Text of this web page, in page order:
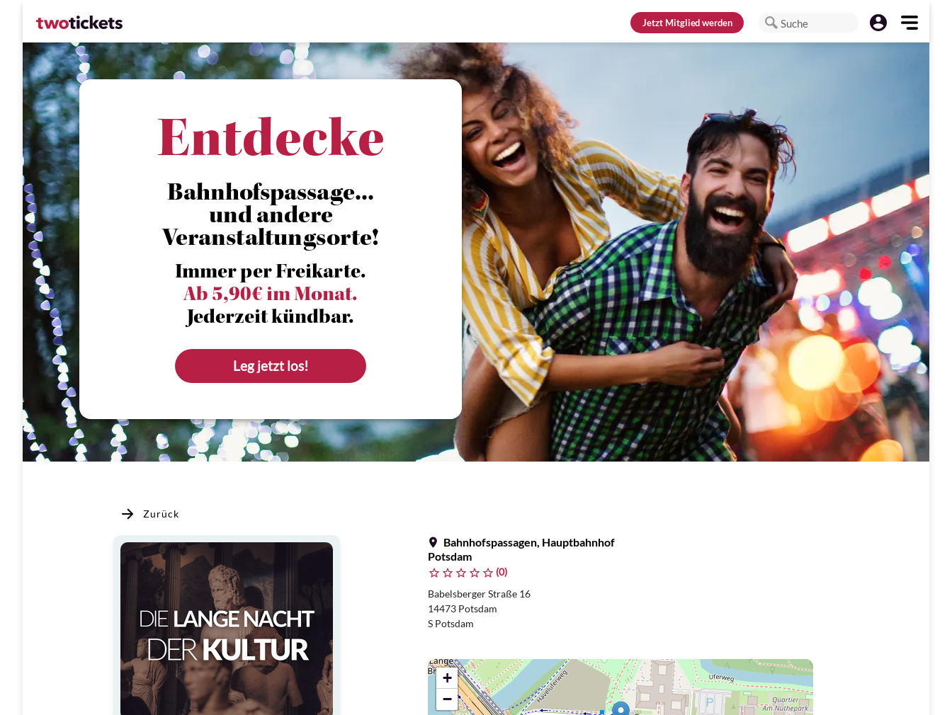
JetztMitglied werden Suche
Entdecke
Bahnhofspassage...
und andere
Veranstaltungsorte!
Immer per Freikarte.
Ab 5,90€ im Monat.
Jederzeit kündbar.
Leg jetzt los!
Zurück
Bahnhofspassagen, Hauptbahnhof
Potsdam
(0)
Babelsberger Straße 16
14473 Potsdam
S Potsdam
+
−